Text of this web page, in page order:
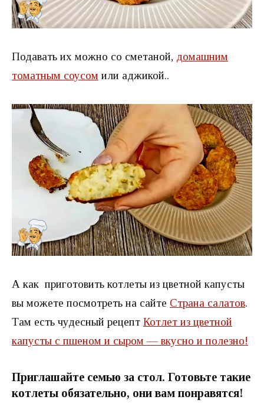
Подавать их можно со сметаной, домашним
томатным соусом или аджикой..
А как приготовить котлеты из цветной капусты
вы можете посмотреть на сайте Страна салатов.
Там есть чудесный рецепт Котлет из цветной
капусты с пшеном и сыром — вкусно и полезно!
Приглашайте семью за стол. Готовьте такие
котлеты обязательно, они вам понравятся!